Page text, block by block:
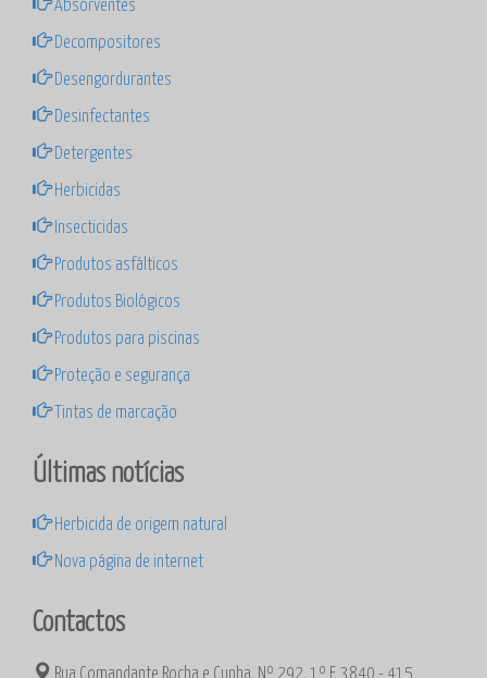
Absorventes
Decompositores
Desengordurantes
Desinfectantes
Detergentes
Herbicidas
Insecticidas
Produtos asfálticos
Produtos Biológicos
Produtos para piscinas
Proteção e segurança
Tintas de marcação
Últimas notícias
Herbicida de origem natural
Nova página de internet
Contactos
Rua Comandante Rocha e Cunha, Nº 292, 1º F, 3840 - 415